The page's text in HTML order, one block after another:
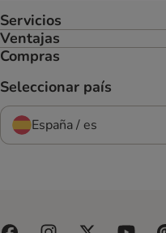
Servicios
Ventajas
Compras
Seleccionar país
España / es